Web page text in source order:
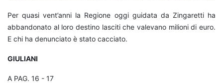
Per quasi vent’anni la Regione oggi guidata da Zingaretti ha
abbandonato al loro destino lasciti che valevano milioni di euro.
E chi ha denunciato è stato cacciato.
GIULIANI
A PAG. 16 - 17